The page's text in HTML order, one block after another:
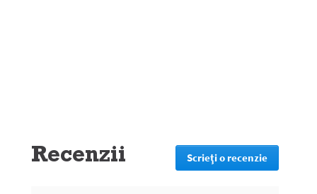
Recenzii Scrieţi o recenzie
Prin